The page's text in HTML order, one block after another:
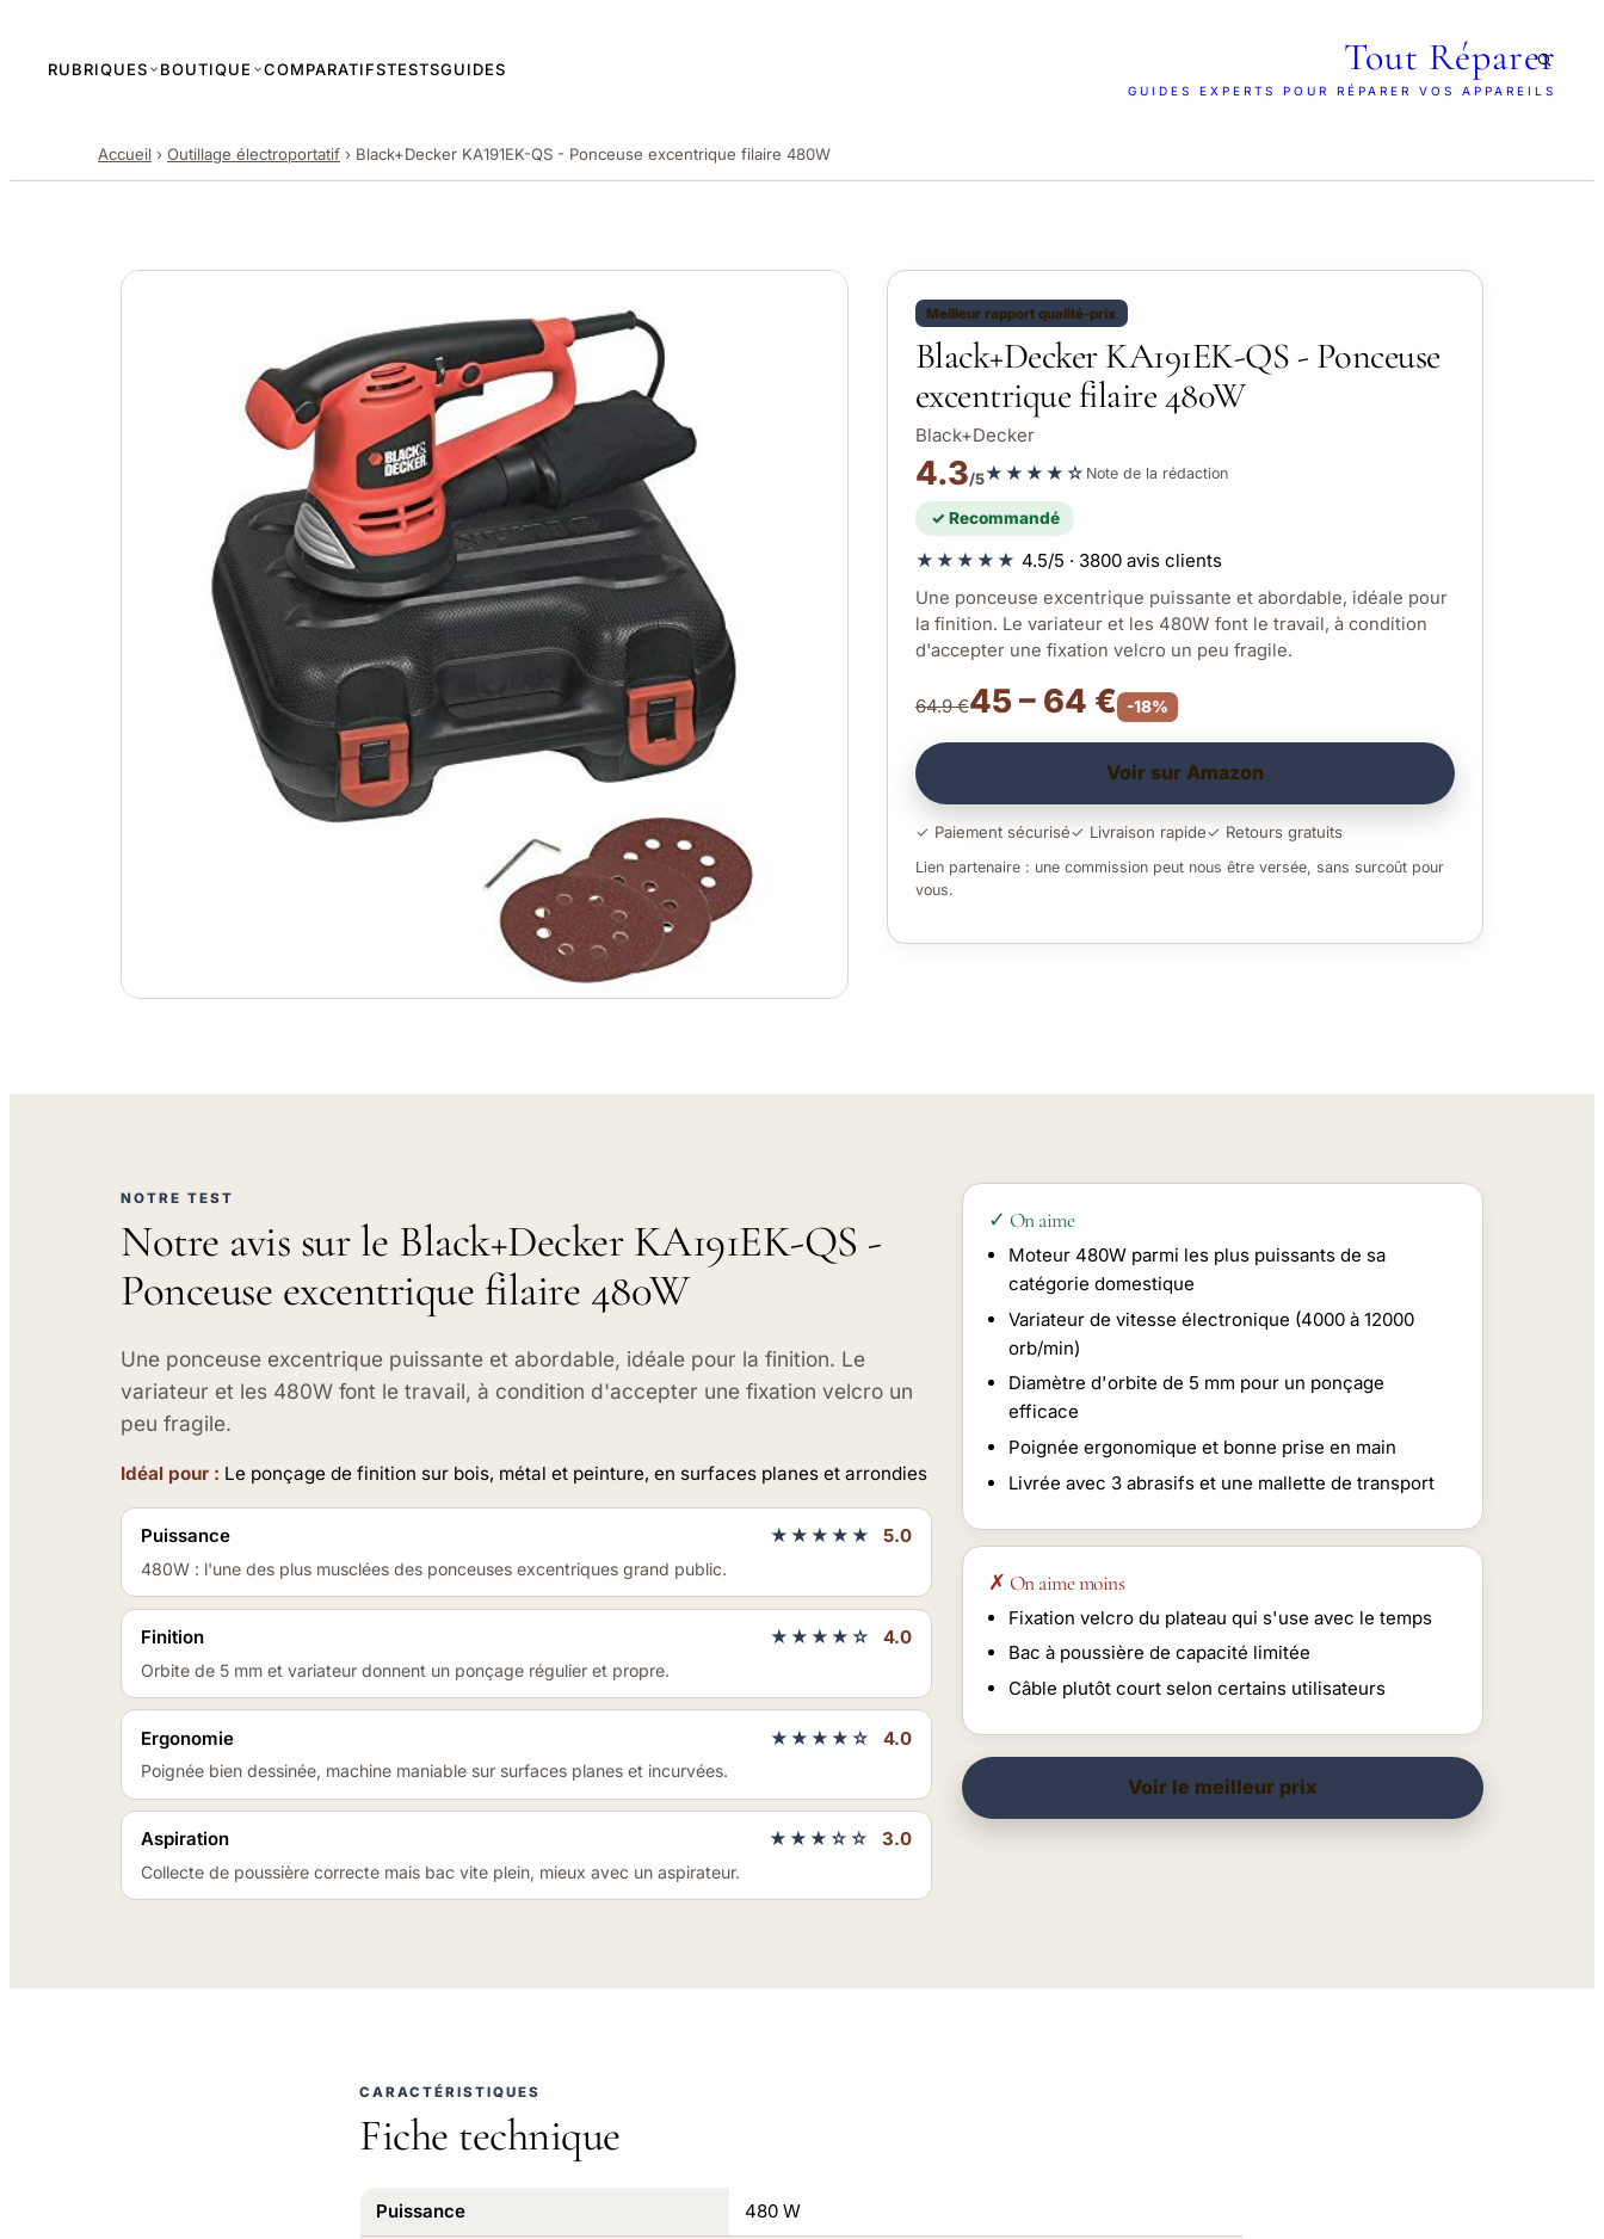
RUBRIQUES BOUTIQUE COMPARATIFSTESTSGUIDES Tout Réparer
GUIDES EXPERTS POUR RÉPARER VOS APPAREILS
Accueil › Outillage électroportatif › Black+Decker KA191EK-QS - Ponceuse excentrique filaire 480W
Meilleur rapport qualité-prix
Black+Decker KA191EK-QS - Ponceuse
excentrique filaire 480W
Black+Decker
4.3/5★★★★☆ Note de la rédaction
✓ Recommandé
★★★★★ 4.5/5 · 3800 avis clients
Une ponceuse excentrique puissante et abordable, idéale pour
la finition. Le variateur et les 480W font le travail, à condition
d'accepter une fixation velcro un peu fragile.
64.9 €45 – 64 € -18%
Voir sur Amazon
✓ Paiement sécurisé✓ Livraison rapide✓ Retours gratuits
Lien partenaire : une commission peut nous être versée, sans surcoût pour
vous.
NOTRE TEST
Notre avis sur le Black+Decker KA191EK-QS -
Ponceuse excentrique filaire 480W
Une ponceuse excentrique puissante et abordable, idéale pour la finition. Le
variateur et les 480W font le travail, à condition d'accepter une fixation velcro un
peu fragile.
Idéal pour : Le ponçage de finition sur bois, métal et peinture, en surfaces planes et arrondies
Puissance ★★★★★ 5.0
480W : l'une des plus musclées des ponceuses excentriques grand public.
Finition ★★★★☆ 4.0
Orbite de 5 mm et variateur donnent un ponçage régulier et propre.
Ergonomie ★★★★☆ 4.0
Poignée bien dessinée, machine maniable sur surfaces planes et incurvées.
Aspiration ★★★☆☆ 3.0
Collecte de poussière correcte mais bac vite plein, mieux avec un aspirateur.
✓ On aime
Moteur 480W parmi les plus puissants de sa
catégorie domestique
Variateur de vitesse électronique (4000 à 12000
orb/min)
Diamètre d'orbite de 5 mm pour un ponçage
efficace
Poignée ergonomique et bonne prise en main
Livrée avec 3 abrasifs et une mallette de transport
✗ On aime moins
Fixation velcro du plateau qui s'use avec le temps
Bac à poussière de capacité limitée
Câble plutôt court selon certains utilisateurs
Voir le meilleur prix
CARACTÉRISTIQUES
Fiche technique
Puissance 480 W